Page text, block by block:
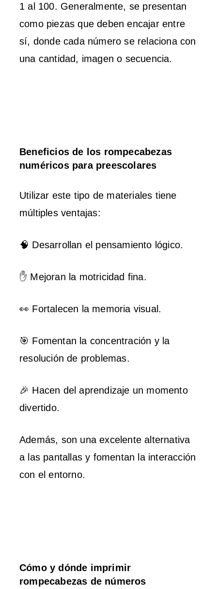
1 al 100. Generalmente, se presentan
como piezas que deben encajar entre
sí, donde cada número se relaciona con
una cantidad, imagen o secuencia.
Beneficios de los rompecabezas
numéricos para preescolares
Utilizar este tipo de materiales tiene
múltiples ventajas:
🧠 Desarrollan el pensamiento lógico.
✋ Mejoran la motricidad fina.
👀 Fortalecen la memoria visual.
🎯 Fomentan la concentración y la
resolución de problemas.
🎉 Hacen del aprendizaje un momento
divertido.
Además, son una excelente alternativa
a las pantallas y fomentan la interacción
con el entorno.
Cómo y dónde imprimir
rompecabezas de números